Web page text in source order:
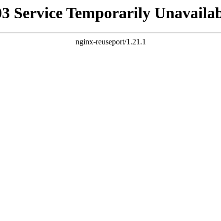
Service Temporarily
nginx-reuseport/1.21.1